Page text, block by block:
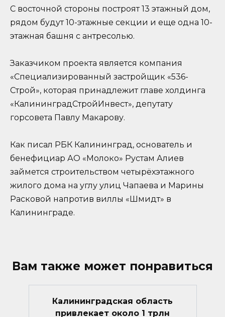
С восточной стороны построят 13 этажный дом,
рядом будут 10-этажные секции и еще одна 10-
этажная башня с антресолью.
Заказчиком проекта является компания
«Специализированный застройщик «536-
Строй», которая принадлежит главе холдинга
«КалининградСтройИнвест», депутату
горсовета Павлу Макарову.
Как писал РБК Калининград, основатель и
бенефициар АО «Молоко» Рустам Алиев
займется строительством четырёхэтажного
жилого дома на углу улиц Чапаева и Марины
Расковой напротив виллы «Шмидт» в
Калининграде.
Вам также может понравиться
Калининградская область
привлекает около 1 трлн